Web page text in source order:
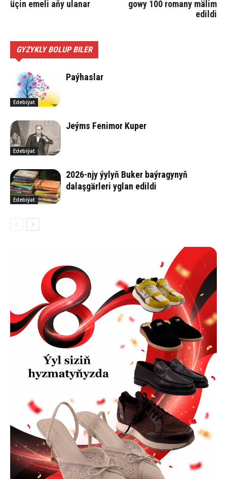
üçin emeli aňy ulanar
gowy 100 romany mälim
edildi
GYZYKLY BOLUP BILER
Edebiýat
Paýhaslar
Edebiýat
Jeýms Fenimor Kuper
Edebiýat
2026-njy ýylyň Buker baýragynyň
dalaşgärleri yglan edildi